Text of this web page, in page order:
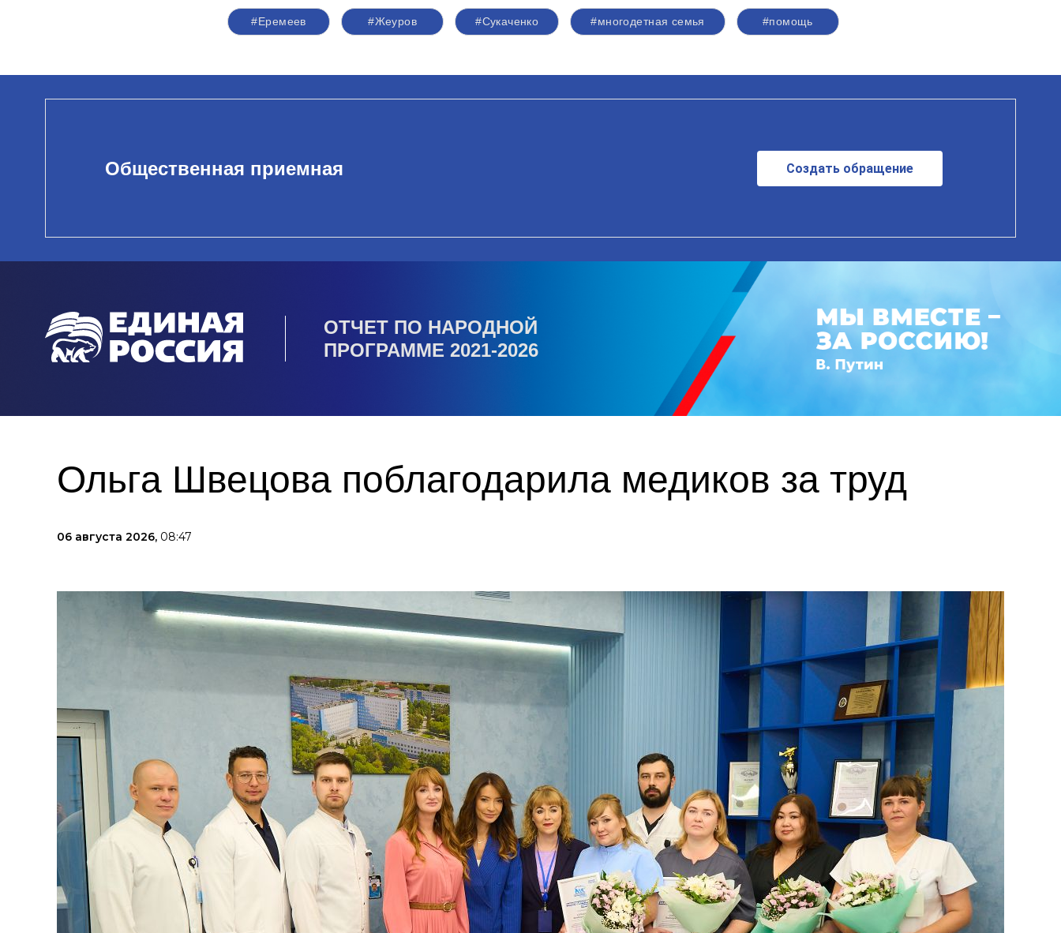
#Еремеев #Жеуров #Сукаченко #многодетная семья #помощь
Общественная приемная Создать обращение
ОТЧЕТ ПО НАРОДНОЙ
ПРОГРАММЕ 2021-2026
Ольга Швецова поблагодарила медиков за труд
06 августа 2026, 08:47